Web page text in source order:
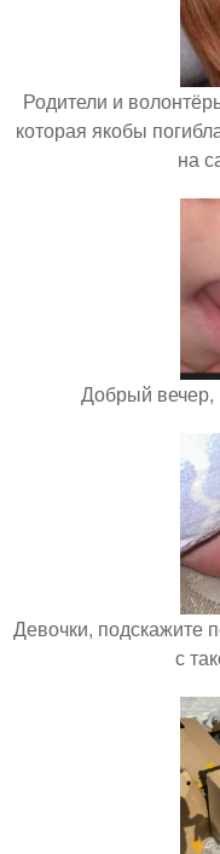
Родители и
которая якобы
на
Добрый вечер,
Девочки, подскажите
с